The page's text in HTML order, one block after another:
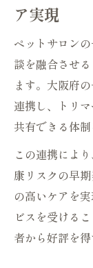
ア実現
ペットサロン
談を融合させ
ます。大阪府
連携し、トリ
共有できる体制
この連携によ
康リスクの早
の高いケアを
ビスを受ける
者から好評を得